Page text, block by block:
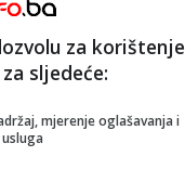
za korištenje
sljedeće:
mjerenje oglašavanja i